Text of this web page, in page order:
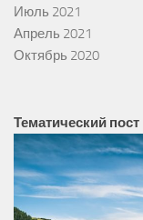
Июль 2021
Апрель 2021
Октябрь 2020
Тематический пост